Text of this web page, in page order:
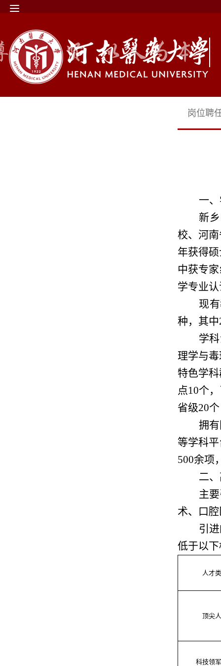
岗位聘
一
新
校、河
年获得
中获专
学专业
现
种，其
学
理学与
特色学
点10个
省级20
拥
等学科
500余项
二
主
术、口
引
低于以
人才
顶尖
科技领